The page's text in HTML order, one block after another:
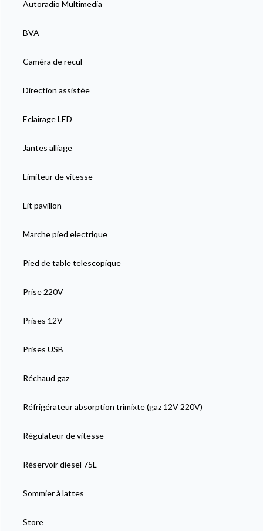
Autoradio Multimedia
BVA
Caméra de recul
Direction assistée
Eclairage LED
Jantes alliage
Limiteur de vitesse
Lit pavillon
Marche pied electrique
Pied de table telescopique
Prise 220V
Prises 12V
Prises USB
Réchaud gaz
Réfrigérateur absorption trimixte (gaz 12V 220V)
Régulateur de vitesse
Réservoir diesel 75L
Sommier à lattes
Store